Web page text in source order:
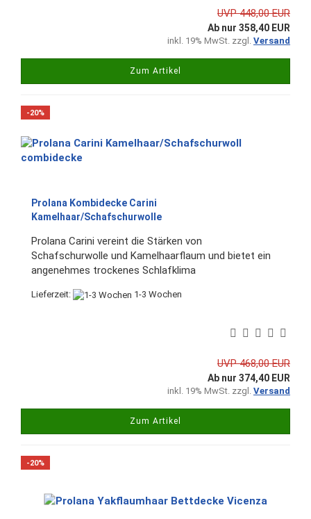
UVP 448,00 EUR
Ab nur 358,40 EUR
inkl. 19% MwSt. zzgl. Versand
Zum Artikel
-20%
Prolana Kombidecke Carini
Kamelhaar/Schafschurwolle
Prolana Carini vereint die Stärken von
Schafschurwolle und Kamelhaarflaum und bietet ein
angenehmes trockenes Schlafklima
Lieferzeit: 1-3 Wochen
UVP 468,00 EUR
Ab nur 374,40 EUR
inkl. 19% MwSt. zzgl. Versand
Zum Artikel
-20%